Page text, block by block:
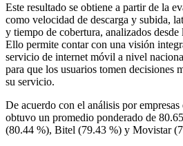
Este resultado se obtiene a partir de la
como velocidad de descarga y subida,
y tiempo de cobertura, analizados
Ello permite contar con una visión
servicio de internet móvil a nivel
para que los usuarios tomen decisiones
su servicio.
De acuerdo con el análisis por
obtuvo un promedio ponderado de
(80.44 %), Bitel (79.43 %) y Movistar